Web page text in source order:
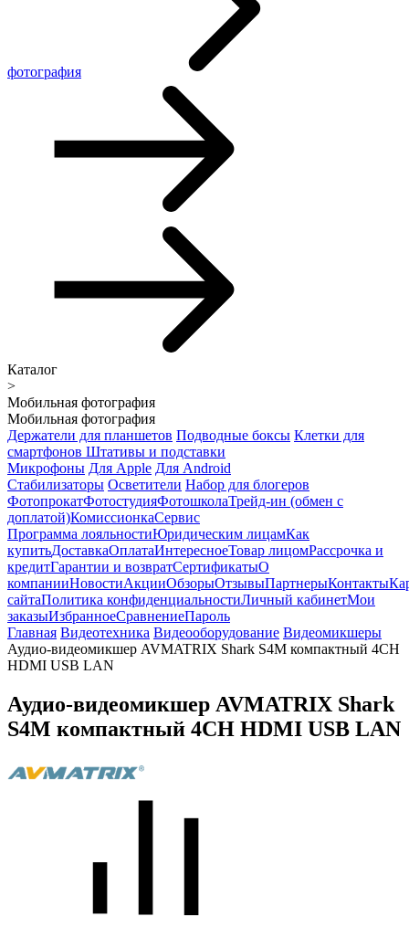
фотография
Каталог
>
Мобильная фотография
Мобильная фотография
Держатели для планшетов Подводные боксы Клетки для
смартфонов Штативы и подставки
Микрофоны Для Apple Для Android
Стабилизаторы Осветители Набор для блогеров
ФотопрокатФотостудияФотошколаТрейд-ин (обмен с
доплатой)КомиссионкаСервис
Программа лояльностиЮридическим лицамКак
купитьДоставкаОплатаИнтересноеТовар лицомРассрочка и
кредитГарантии и возвратСертификатыО
компанииНовостиАкцииОбзорыОтзывыПартнерыКонтакты
сайтаПолитика конфиденциальностиЛичный кабинетМои
заказыИзбранноеСравнениеПароль
Главная Видеотехника Видеооборудование Видеомикшеры
Аудио-видеомикшер AVMATRIX Shark S4M компактный 4CH
HDMI USB LAN
Аудио-видеомикшер AVMATRIX Shark
S4M компактный 4CH HDMI USB LAN